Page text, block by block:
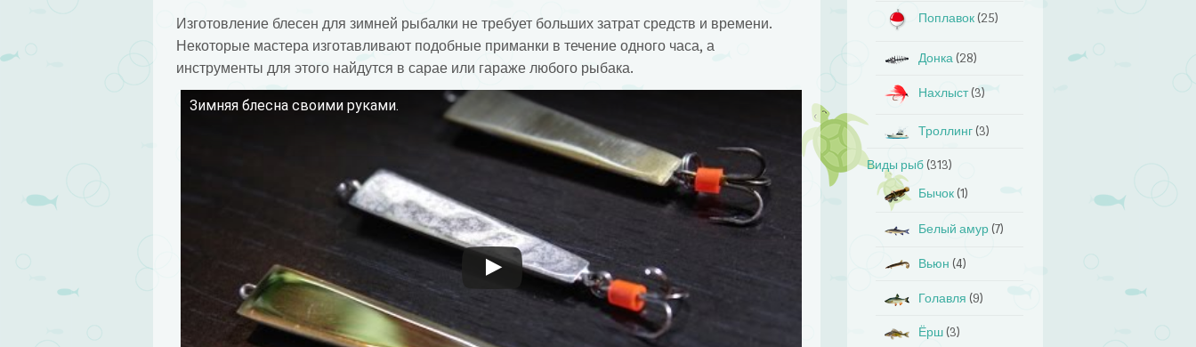
Изготовление блесен для зимней рыбалки не требует больших затрат средств и времени.
Некоторые мастера изготавливают подобные приманки в течение одного часа, а
инструменты для этого найдутся в сарае или гараже любого рыбака.
Зимняя блесна своими руками.
Поплавок (25)
Донка (28)
Нахлыст(3)
Троллинг (3)
Виды рыб (313)
Бычок (1)
Белый амур (7)
Вьюн (4)
Голавля (9)
Ёрш (3)